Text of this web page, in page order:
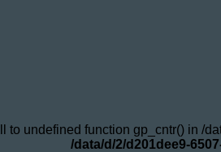
to undefined function gp_cntr() in /
/data/d/2/d201dee9-